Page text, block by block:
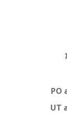
PO
UT